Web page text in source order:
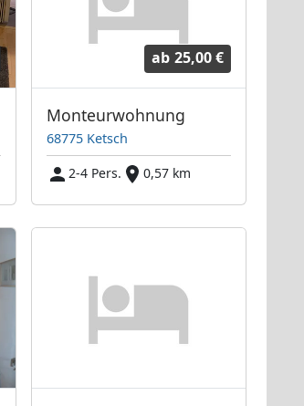
ab 25,00 €
Monteurwohnung
68775 Ketsch
2-4 Pers.
0,57 km